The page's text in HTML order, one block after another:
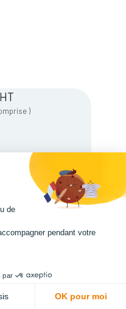
HT
)
le produit est de
stock
plus tard
de
pendant votre
par
OK pour moi